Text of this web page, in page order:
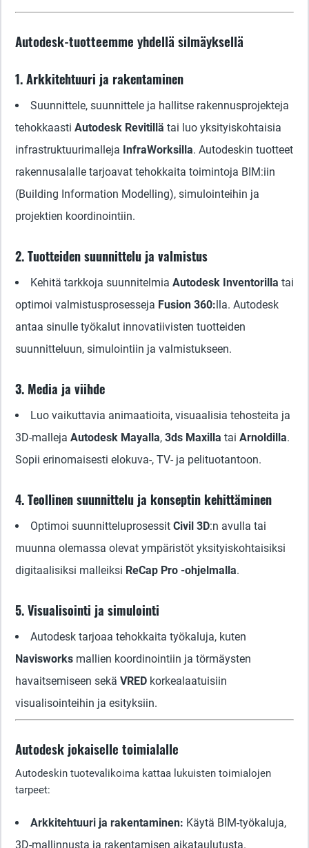
Autodesk-tuotteemme yhdellä silmäyksellä
1. Arkkitehtuuri ja rakentaminen
Suunnittele, suunnittele ja hallitse rakennusprojekteja
tehokkaasti Autodesk Revitillä tai luo yksityiskohtaisia
infrastruktuurimalleja InfraWorksilla. Autodeskin tuotteet
rakennusalalle tarjoavat tehokkaita toimintoja BIM:iin
(Building Information Modelling), simulointeihin ja
projektien koordinointiin.
2. Tuotteiden suunnittelu ja valmistus
Kehitä tarkkoja suunnitelmia Autodesk Inventorilla tai
optimoi valmistusprosesseja Fusion 360:lla. Autodesk
antaa sinulle työkalut innovatiivisten tuotteiden
suunnitteluun, simulointiin ja valmistukseen.
3. Media ja viihde
Luo vaikuttavia animaatioita, visuaalisia tehosteita ja
3D-malleja Autodesk Mayalla, 3ds Maxilla tai Arnoldilla.
Sopii erinomaisesti elokuva-, TV- ja pelituotantoon.
4. Teollinen suunnittelu ja konseptin kehittäminen
Optimoi suunnitteluprosessit Civil 3D:n avulla tai
muunna olemassa olevat ympäristöt yksityiskohtaisiksi
digitaalisiksi malleiksi ReCap Pro -ohjelmalla.
5. Visualisointi ja simulointi
Autodesk tarjoaa tehokkaita työkaluja, kuten
Navisworks mallien koordinointiin ja törmäysten
havaitsemiseen sekä VRED korkealaatuisiin
visualisointeihin ja esityksiin.
Autodesk jokaiselle toimialalle
Autodeskin tuotevalikoima kattaa lukuisten toimialojen
tarpeet:
Arkkitehtuuri ja rakentaminen: Käytä BIM-työkaluja,
3D-mallinnusta ja rakentamisen aikataulutusta.